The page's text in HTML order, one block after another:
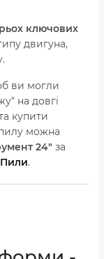
ключових
двигуна,
ви могли
на довгі
купити
можна
24" за
.